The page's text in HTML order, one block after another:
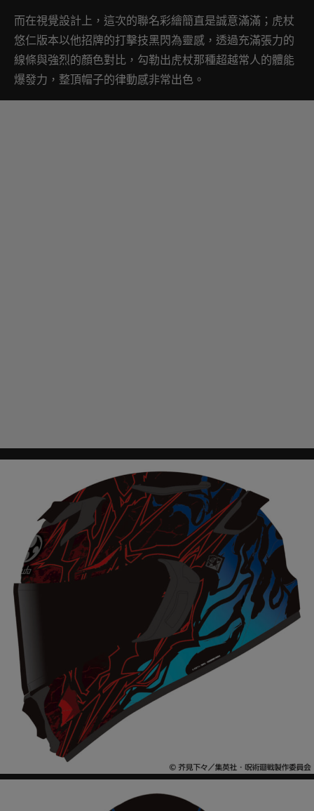
而在視覺設計上，這次的聯名彩繪簡直是誠意滿滿；虎杖
悠仁版本以他招牌的打擊技黑閃為靈感，透過充滿張力的
線條與強烈的顏色對比，勾勒出虎杖那種超越常人的體能
爆發力，整頂帽子的律動感非常出色。